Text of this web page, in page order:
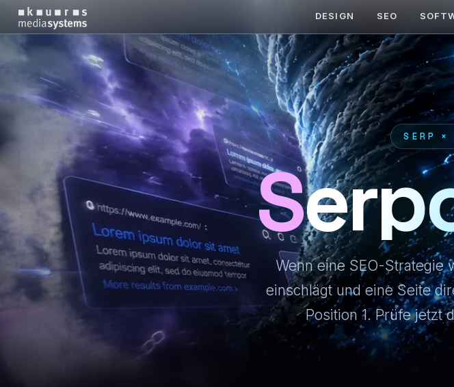
DESIGN SEO
SERP ×
Wenn eine SEO-Strategie
einschlägt und eine Seite
Position 1. Prüfe jetzt